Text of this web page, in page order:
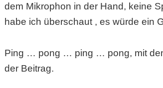
dem Mikrophon in der Hand, keine
habe ich überschaut , es würde ein
Ping … pong … ping … pong, mit
der Beitrag.